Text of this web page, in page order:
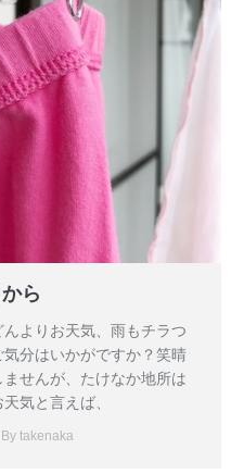
ら
よりお天気、雨もチラつ
分はいかがですか？笑晴
せんが、たけなか地所は
気と言えば、
By takenaka